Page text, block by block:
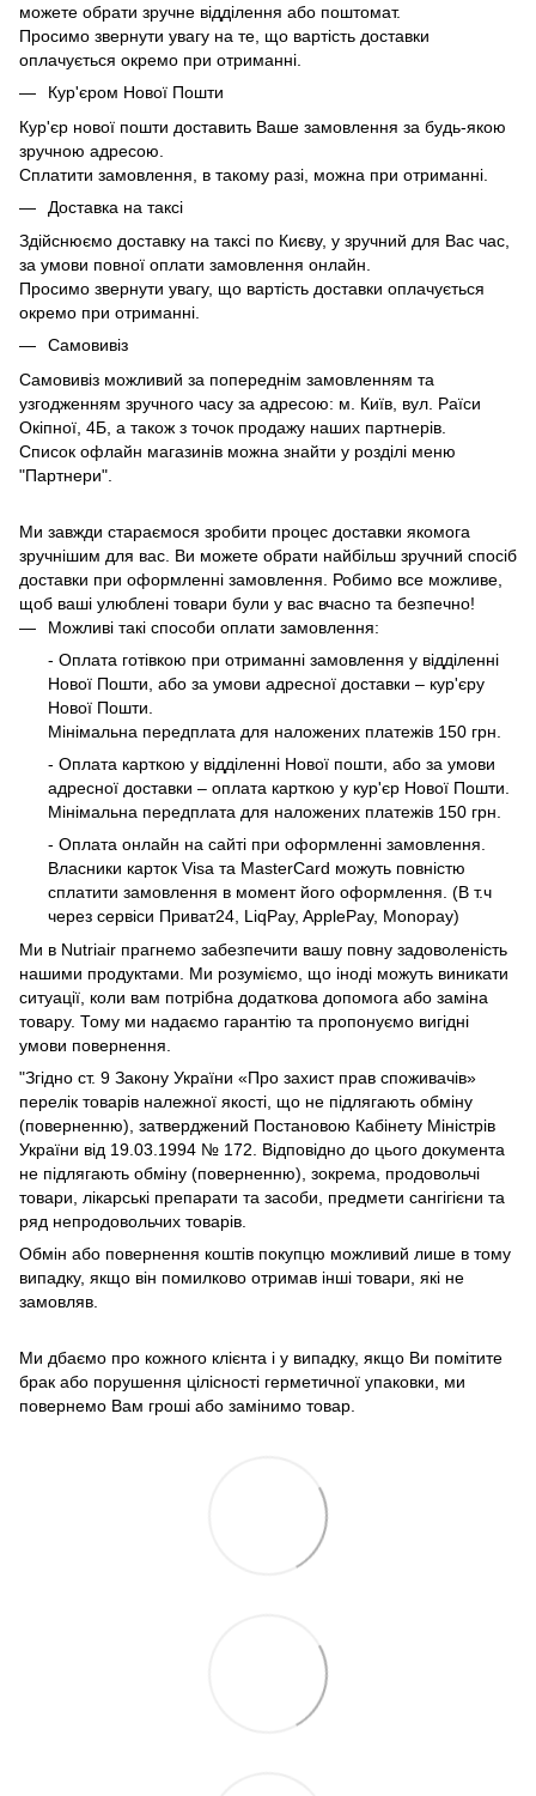
можете обрати зручне відділення або поштомат.
Просимо звернути увагу на те, що вартість доставки
оплачується окремо при отриманні.
Кур'єром Нової Пошти
Кур'єр нової пошти доставить Ваше замовлення за будь-якою
зручною адресою.
Сплатити замовлення, в такому разі, можна при отриманні.
Доставка на таксі
Здійснюємо доставку на таксі по Києву, у зручний для Вас час,
за умови повної оплати замовлення онлайн.
Просимо звернути увагу, що вартість доставки оплачується
окремо при отриманні.
Самовивіз
Самовивіз можливий за попереднім замовленням та
узгодженням зручного часу за адресою: м. Київ, вул. Раїси
Окіпної, 4Б, а також з точок продажу наших партнерів.
Список офлайн магазинів можна знайти у розділі меню
"Партнери".
Ми завжди стараємося зробити процес доставки якомога
зручнішим для вас. Ви можете обрати найбільш зручний спосіб
доставки при оформленні замовлення. Робимо все можливе,
щоб ваші улюблені товари були у вас вчасно та безпечно!
Можливі такі способи оплати замовлення:
- Оплата готівкою при отриманні замовлення у відділенні
Нової Пошти, або за умови адресної доставки – кур'єру
Нової Пошти.
Мінімальна передплата для наложених платежів 150 грн.
- Оплата карткою у відділенні Нової пошти, або за умови
адресної доставки – оплата карткою у кур'єр Нової Пошти.
Мінімальна передплата для наложених платежів 150 грн.
- Оплата онлайн на сайті при оформленні замовлення.
Власники карток Visa та MasterCard можуть повністю
сплатити замовлення в момент його оформлення. (В т.ч
через сервіси Приват24, LiqPay, ApplePay, Monopay)
Ми в Nutriair прагнемо забезпечити вашу повну задоволеність
нашими продуктами. Ми розуміємо, що іноді можуть виникати
ситуації, коли вам потрібна додаткова допомога або заміна
товару. Тому ми надаємо гарантію та пропонуємо вигідні
умови повернення.
"Згідно ст. 9 Закону України «Про захист прав споживачів»
перелік товарів належної якості, що не підлягають обміну
(поверненню), затверджений Постановою Кабінету Міністрів
України від 19.03.1994 № 172. Відповідно до цього документа
не підлягають обміну (поверненню), зокрема, продовольчі
товари, лікарські препарати та засоби, предмети сангігієни та
ряд непродовольчих товарів.
Обмін або повернення коштів покупцю можливий лише в тому
випадку, якщо він помилково отримав інші товари, які не
замовляв.
Ми дбаємо про кожного клієнта і у випадку, якщо Ви помітите
брак або порушення цілісності герметичної упаковки, ми
повернемо Вам гроші або замінимо товар.